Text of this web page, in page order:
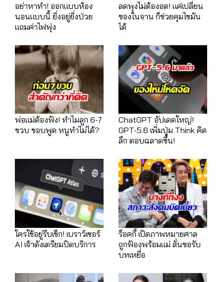
อย่าหาทำ! ออกแบบห้อง
นอนแบบนี้ ยิ่งอยู่ยิ่งป่วย
แถมค่าไฟพุ่ง
ลดพุงไม่ต้องอด! แค่เปลี่ยน
ของในจาน ก็ช่วยคุมไขมัน
ได้
พ่อแม่ต้องฟัง! ทำไมลูก 6-7
ขวบ ชอบพูด หนูทำไม่ได้?
ChatGPT อัปเดตใหญ่!
GPT-5.6 เพิ่มปุ่ม Think คิด
ลึก ตอบฉลาดขึ้น!
ใครใช้อยู่รีบเช็ก! เบราว์เซอร์
AI เจ้าดังเตรียมปิดบริการ
ร็อคกี้ เปิดภาพหมายศาล
ถูกฟ้องพร้อมแม่ ลั่นขอรับ
บทเหยื่อ